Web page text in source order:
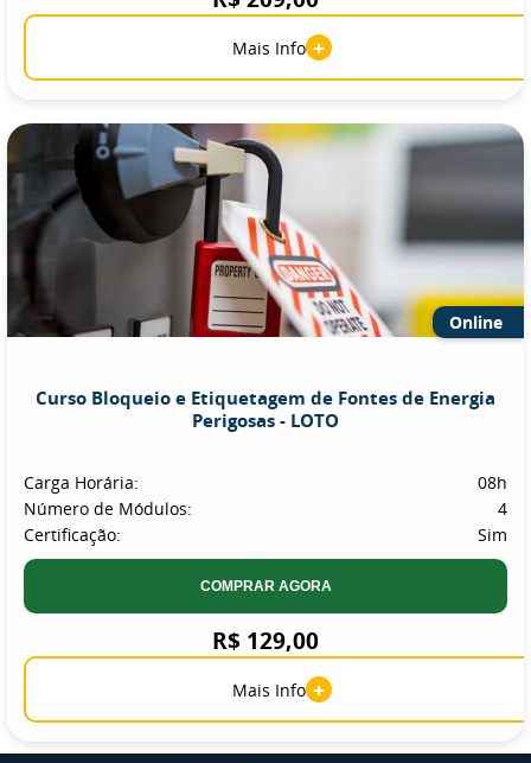
Mais Info +
Online
Curso Bloqueio e Etiquetagem de Fontes de Energia
Perigosas - LOTO
Carga Horária:
08h
Número de Módulos:
4
Certificação:
Sim
COMPRAR AGORA
R$ 129,00
Mais Info +